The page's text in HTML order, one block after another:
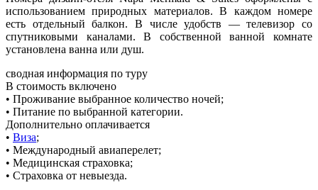
использованием природных материалов. В каждом номере
есть отдельный балкон. В числе удобств — телевизор со
спутниковыми каналами. В собственной ванной комнате
установлена ванна или душ.
сводная информация по туру
В стоимость включено
• Проживание выбранное количество ночей;
• Питание по выбранной категории.
Дополнительно оплачивается
• Виза;
• Международный авиаперелет;
• Медицинская страховка;
• Страховка от невыезда.